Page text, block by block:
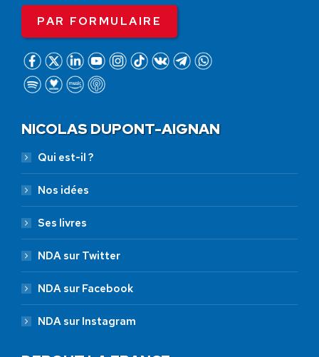
PAR FORMULAIRE
NICOLAS DUPONT-AIGNAN
Qui est-il ?
Nos idées
Ses livres
NDA sur Twitter
NDA sur Facebook
NDA sur Instagram